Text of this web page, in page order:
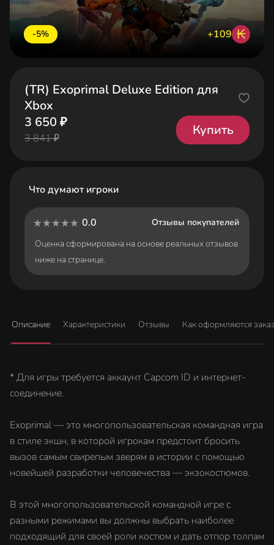
-5% +109 ₭
(TR) Exoprimal Deluxe Edition для
Xbox
3 650 ₽
3 841 ₽
Купить
Что думают игроки
0.0
Отзывы покупателей
Оценка сформирована на основе реальных отзывов
ниже на странице.
Описание Характеристики Отзывы Как оформляются
* Для игры требуется аккаунт Capcom ID и интернет-
соединение.
Exoprimal — это многопользовательская командная игра
в стиле экшн, в которой игрокам предстоит бросить
вызов самым свирепым зверям в истории с помощью
новейшей разработки человечества — экзокостюмов.
В этой многопользовательской командной игре с
разными режимами вы должны выбрать наиболее
подходящий для своей роли костюм и дать отпор толпам